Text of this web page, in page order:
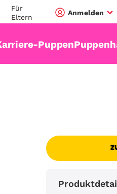
Für
Eltern
Anmelden
Puppen